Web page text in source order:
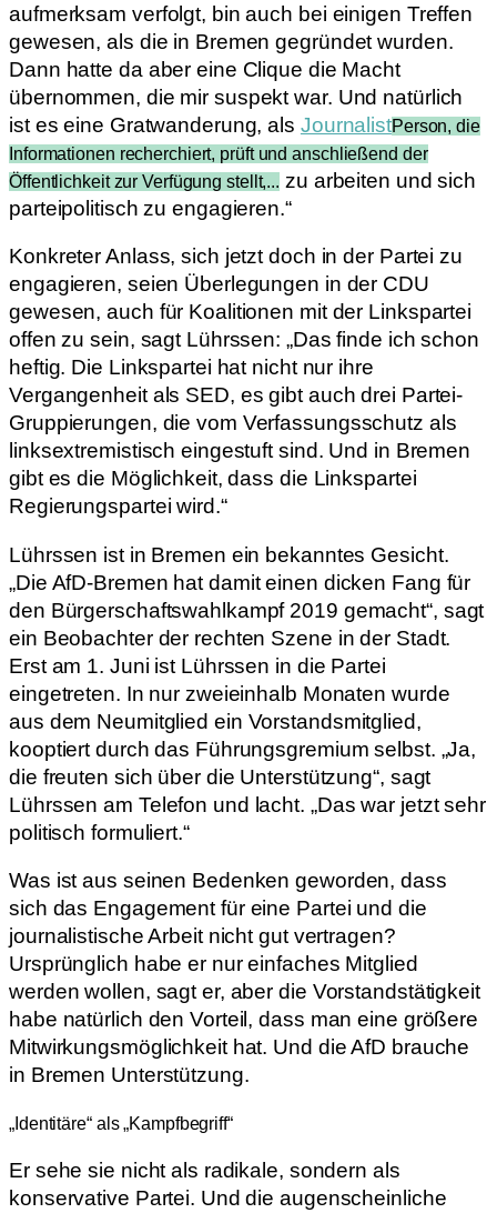
aufmerksam verfolgt, bin auch bei einigen Treffen
gewesen, als die in Bremen gegründet wurden.
Dann hatte da aber eine Clique die Macht
übernommen, die mir suspekt war. Und natürlich
ist es eine Gratwanderung, als JournalistPerson, die
Informationen recherchiert, prüft und anschließend der
Öffentlichkeit zur Verfügung stellt,... zu arbeiten und sich
parteipolitisch zu engagieren.“
Konkreter Anlass, sich jetzt doch in der Partei zu
engagieren, seien Überlegungen in der CDU
gewesen, auch für Koalitionen mit der Linkspartei
offen zu sein, sagt Lührssen: „Das finde ich schon
heftig. Die Linkspartei hat nicht nur ihre
Vergangenheit als SED, es gibt auch drei Partei-
Gruppierungen, die vom Verfassungsschutz als
linksextremistisch eingestuft sind. Und in Bremen
gibt es die Möglichkeit, dass die Linkspartei
Regierungspartei wird.“
Lührssen ist in Bremen ein bekanntes Gesicht.
„Die AfD-Bremen hat damit einen dicken Fang für
den Bürgerschaftswahlkampf 2019 gemacht“, sagt
ein Beobachter der rechten Szene in der Stadt.
Erst am 1. Juni ist Lührssen in die Partei
eingetreten. In nur zweieinhalb Monaten wurde
aus dem Neumitglied ein Vorstandsmitglied,
kooptiert durch das Führungsgremium selbst. „Ja,
die freuten sich über die Unterstützung“, sagt
Lührssen am Telefon und lacht. „Das war jetzt sehr
politisch formuliert.“
Was ist aus seinen Bedenken geworden, dass
sich das Engagement für eine Partei und die
journalistische Arbeit nicht gut vertragen?
Ursprünglich habe er nur einfaches Mitglied
werden wollen, sagt er, aber die Vorstandstätigkeit
habe natürlich den Vorteil, dass man eine größere
Mitwirkungsmöglichkeit hat. Und die AfD brauche
in Bremen Unterstützung.
„Identitäre“ als „Kampfbegriff“
Er sehe sie nicht als radikale, sondern als
konservative Partei. Und die augenscheinliche